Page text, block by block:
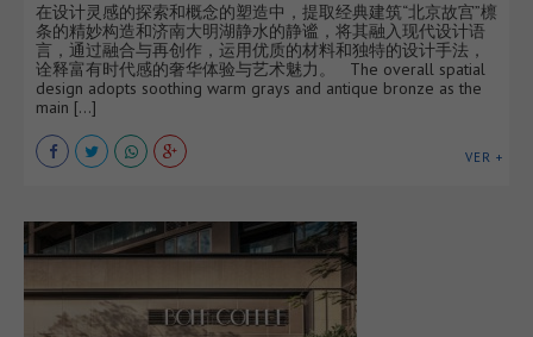
在设计灵感的探索和概念的塑造中，提取经典建筑“北京故宫”檩
条的精妙构造和济南大明湖静水的静谧，将其融入现代设计语
言，通过融合与再创作，运用优质的材料和独特的设计手法，
诠释富有时代感的奢华体验与艺术魅力。 The overall spatial
design adopts soothing warm grays and antique bronze as the
main [...]
VER +